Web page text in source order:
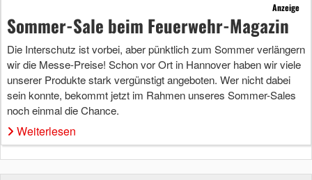
Anzeige
Sommer-Sale beim Feuerwehr-Magazin
Die Interschutz ist vorbei, aber pünktlich zum Sommer verlängern
wir die Messe-Preise! Schon vor Ort in Hannover haben wir viele
unserer Produkte stark vergünstigt angeboten. Wer nicht dabei
sein konnte, bekommt jetzt im Rahmen unseres Sommer-Sales
noch einmal die Chance.
Weiterlesen